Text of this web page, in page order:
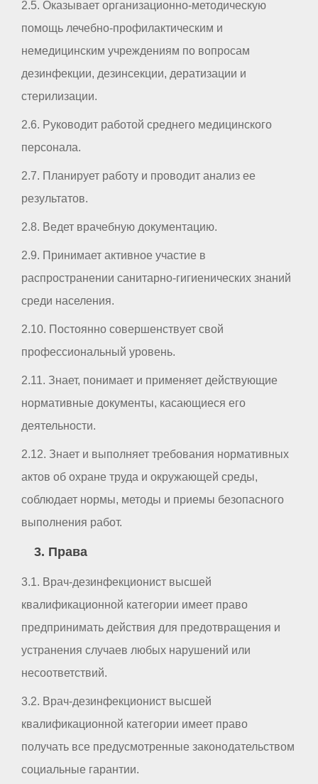
2.5. Оказывает организационно-методическую
помощь лечебно-профилактическим и
немедицинским учреждениям по вопросам
дезинфекции, дезинсекции, дератизации и
стерилизации.
2.6. Руководит работой среднего медицинского
персонала.
2.7. Планирует работу и проводит анализ ее
результатов.
2.8. Ведет врачебную документацию.
2.9. Принимает активное участие в
распространении санитарно-гигиенических знаний
среди населения.
2.10. Постоянно совершенствует свой
профессиональный уровень.
2.11. Знает, понимает и применяет действующие
нормативные документы, касающиеся его
деятельности.
2.12. Знает и выполняет требования нормативных
актов об охране труда и окружающей среды,
соблюдает нормы, методы и приемы безопасного
выполнения работ.
3. Права
3.1. Врач-дезинфекционист высшей
квалификационной категории имеет право
предпринимать действия для предотвращения и
устранения случаев любых нарушений или
несоответствий.
3.2. Врач-дезинфекционист высшей
квалификационной категории имеет право
получать все предусмотренные законодательством
социальные гарантии.